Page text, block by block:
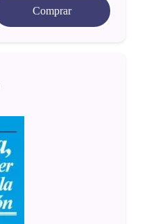
Comprar